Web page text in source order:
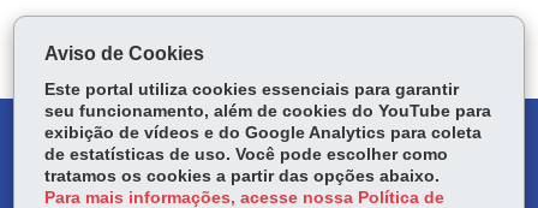
ok
itt
Ap
In
DENUNCIE CORRUPÇÃO
OUVIDORIA
Aviso de Cookies
Este portal utiliza cookies essenciais para garantir
seu funcionamento, além de cookies do YouTube para
exibição de vídeos e do Google Analytics para coleta
de estatísticas de uso. Você pode escolher como
tratamos os cookies a partir das opções abaixo.
Para mais informações, acesse nossa Política de